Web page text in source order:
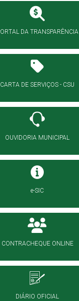
DA TRANSPARÊNCIA
CARTA DE SERVIÇOS - CSU
OUVIDORIA MUNICIPAL
e-SIC
CONTRACHEQUE ONLINE
DIÁRIO OFICIAL